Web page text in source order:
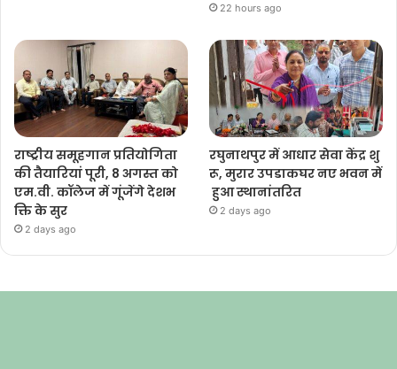
22 hours ago
राष्ट्रीय समूहगान प्रतियोगिता
की तैयारियां पूरी, 8 अगस्त को
एम.वी. कॉलेज में गूंजेंगे देशभ
क्ति के सुर
2 days ago
रघुनाथपुर में आधार सेवा केंद्र शु
रू, मुरार उपडाकघर नए भवन में
हुआ स्थानांतरित
2 days ago